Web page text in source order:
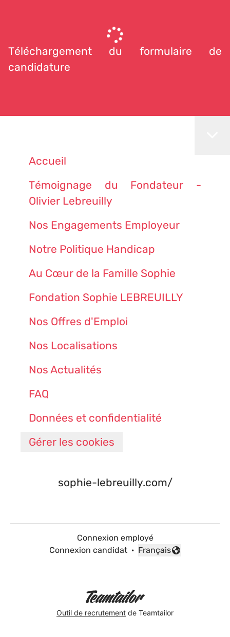
Téléchargement du formulaire de
candidature
Accueil
Témoignage du Fondateur -
Olivier Lebreuilly
Nos Engagements Employeur
Notre Politique Handicap
Au Cœur de la Famille Sophie
Fondation Sophie LEBREUILLY
Nos Offres d'Emploi
Nos Localisations
Nos Actualités
FAQ
Données et confidentialité
Gérer les cookies
sophie-lebreuilly.com/
Connexion employé
Connexion candidat ·
Changer la langue
Français
Outil de recrutement de Teamtailor